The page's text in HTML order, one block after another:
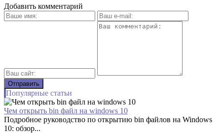
Добавить комментарий
Популярные статьи
Чем открыть bin файл на windows 10
Подробное руководство по открытию bin файлов на Windows
10: обзор...